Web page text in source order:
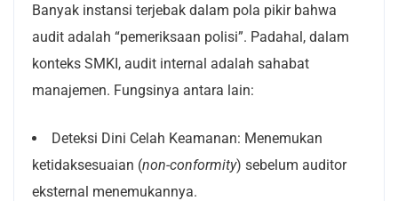
Banyak instansi terjebak dalam pola pikir bahwa
audit adalah “pemeriksaan polisi”. Padahal, dalam
konteks SMKI, audit internal adalah sahabat
manajemen. Fungsinya antara lain:
Deteksi Dini Celah Keamanan: Menemukan
ketidaksesuaian (non-conformity) sebelum auditor
eksternal menemukannya.